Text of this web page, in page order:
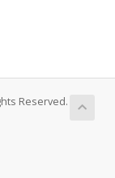
Reserved.